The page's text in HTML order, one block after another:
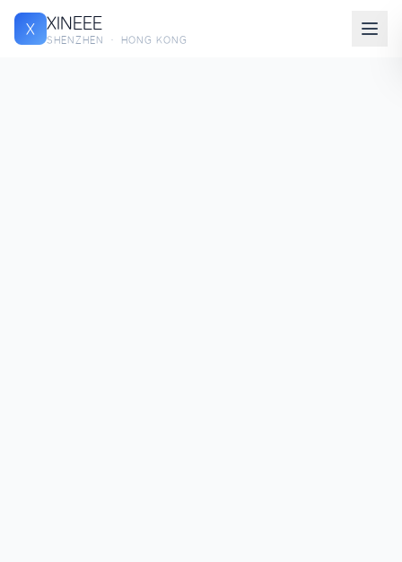
X XINEEE
SHENZHEN · HONG KONG